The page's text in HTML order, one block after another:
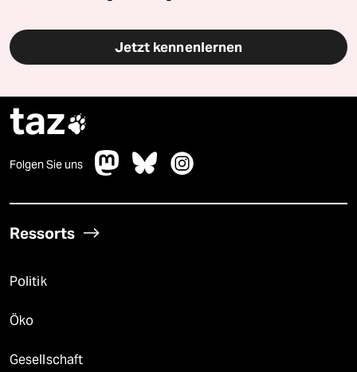
Jetzt kennenlernen
taz
Folgen Sie uns
Ressorts
Politik
Öko
Gesellschaft